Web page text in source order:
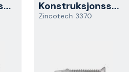
Konstruksjonsskrue Konstruksjonsskrue
Zincotech 3370